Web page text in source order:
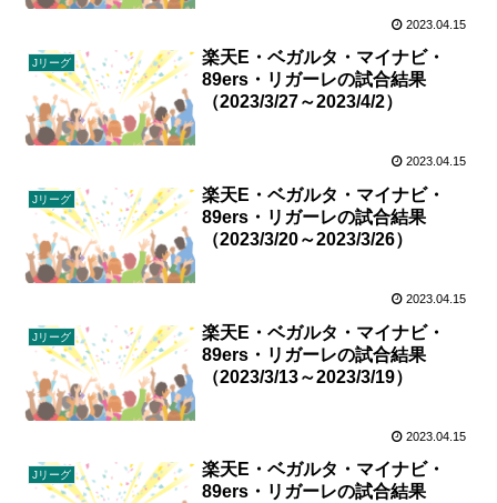
2023.04.15
Jリーグ
楽天E・ベガルタ・マイナビ・
89ers・リガーレの試合結果
（2023/3/27～2023/4/2）
2023.04.15
Jリーグ
楽天E・ベガルタ・マイナビ・
89ers・リガーレの試合結果
（2023/3/20～2023/3/26）
2023.04.15
Jリーグ
楽天E・ベガルタ・マイナビ・
89ers・リガーレの試合結果
（2023/3/13～2023/3/19）
2023.04.15
Jリーグ
楽天E・ベガルタ・マイナビ・
89ers・リガーレの試合結果